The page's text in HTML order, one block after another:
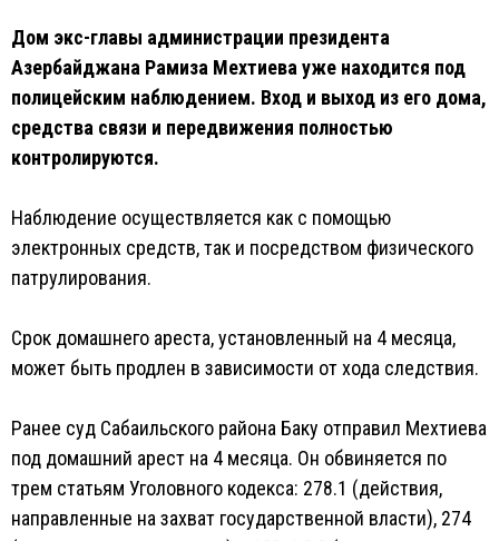
Дом экс-главы администрации президента
Азербайджана Рамиза Мехтиева уже находится под
полицейским наблюдением. Вход и выход из его дома,
средства связи и передвижения полностью
контролируются.
Наблюдение осуществляется как с помощью
электронных средств, так и посредством физического
патрулирования.
Срок домашнего ареста, установленный на 4 месяца,
может быть продлен в зависимости от хода следствия.
Ранее суд Сабаильского района Баку отправил Мехтиева
под домашний арест на 4 месяца. Он обвиняется по
трем статьям Уголовного кодекса: 278.1 (действия,
направленные на захват государственной власти), 274